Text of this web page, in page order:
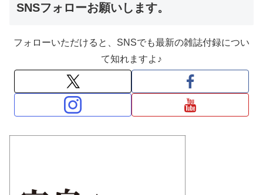
SNSフォローお願いします。
フォローいただけると、SNSでも最新の雑誌付録につい
て知れますよ♪